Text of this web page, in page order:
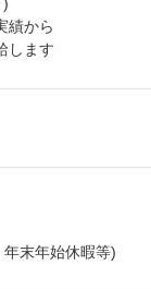
績から
します
末年始休暇等)